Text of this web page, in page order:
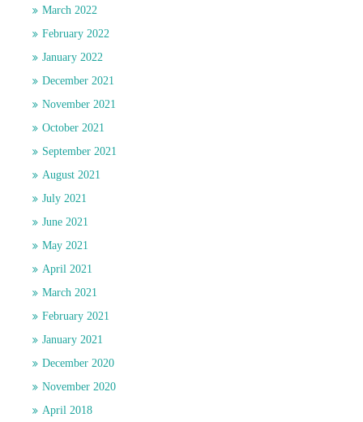
March 2022
February 2022
January 2022
December 2021
November 2021
October 2021
September 2021
August 2021
July 2021
June 2021
May 2021
April 2021
March 2021
February 2021
January 2021
December 2020
November 2020
April 2018